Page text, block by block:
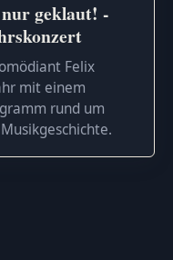
geklaut! -
Felix
mit einem
rund um